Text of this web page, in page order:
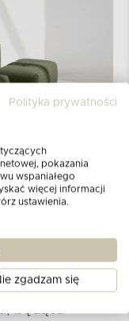
narożniki i
zestaw
wpisuje się w
będąca
Polityka prywatności
pokazania
wspaniałego
więcej informacji
ustawienia.
zgadzam się